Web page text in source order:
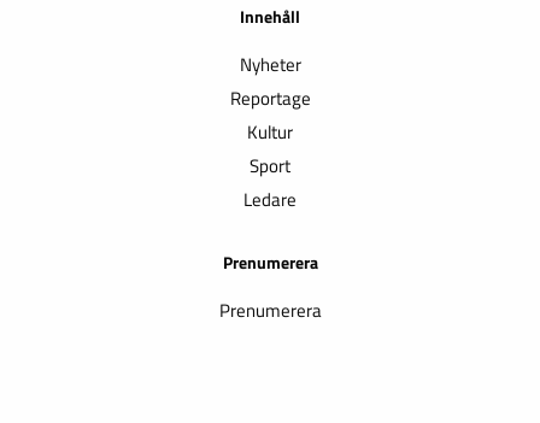
Innehåll
Nyheter
Reportage
Kultur
Sport
Ledare
Prenumerera
Prenumerera